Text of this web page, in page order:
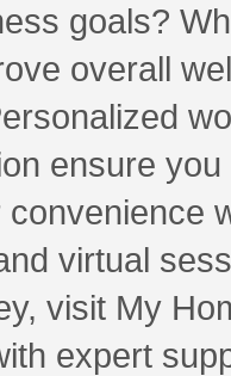
goals?
overall
ensure
virtual
visit My
expert